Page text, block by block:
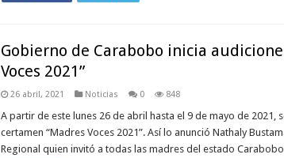
Gobierno de Carabobo inicia
Voces 2021”
26 abril, 2021 Noticias 0 848
A partir de este lunes 26 de abril hasta el 9 de mayo de 2021,
certamen “Madres Voces 2021”. Así lo anunció Nathaly
Regional quien invitó a todas las madres del estado